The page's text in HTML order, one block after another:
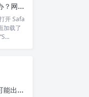
Safari无法打开网页怎么办？网络正常却打不开？6个步骤帮你彻底搞定
开 Safa
加载了
法上